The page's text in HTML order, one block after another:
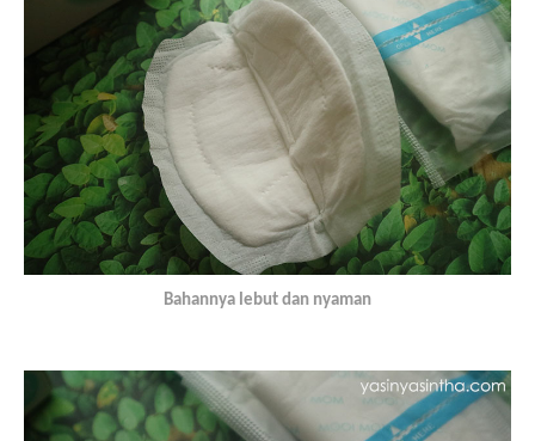
Bahannya lebut dan nyaman